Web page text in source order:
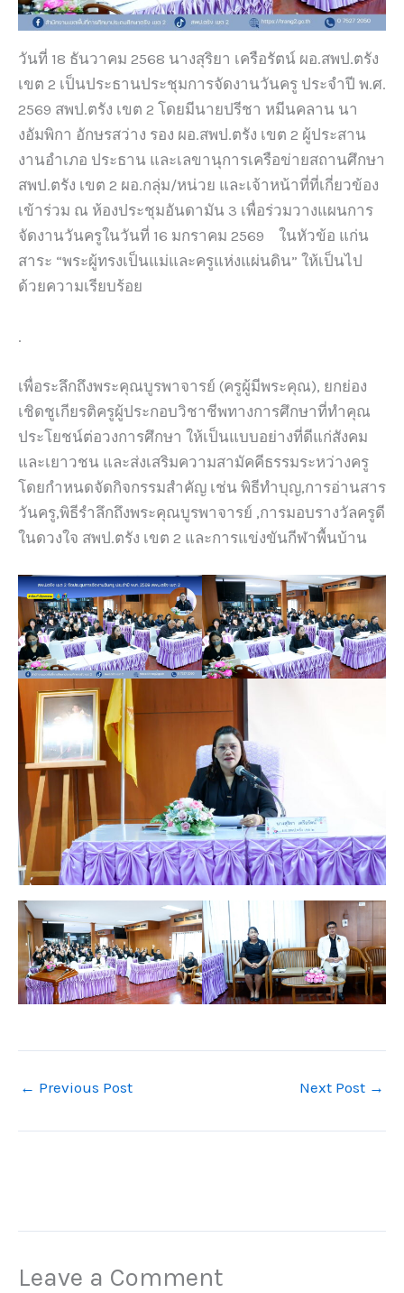
วันที่ 18 ธันวาคม 2568 นางสุริยา เครือรัตน์ ผอ.สพป.ตรัง
เขต 2 เป็นประธานประชุมการจัดงานวันครู ประจำปี พ.ศ.
2569 สพป.ตรัง เขต 2 โดยมีนายปรีชา หมีนคลาน นา
งอัมพิกา อักษรสว่าง รอง ผอ.สพป.ตรัง เขต 2 ผู้ประสาน
งานอำเภอ ประธาน และเลขานุการเครือข่ายสถานศึกษา
สพป.ตรัง เขต 2 ผอ.กลุ่ม/หน่วย และเจ้าหน้าที่ที่เกี่ยวข้อง
เข้าร่วม ณ ห้องประชุมอันดามัน 3 เพื่อร่วมวางแผนการ
จัดงานวันครูในวันที่ 16 มกราคม 2569 ในหัวข้อ แก่น
สาระ “พระผู้ทรงเป็นแม่และครูแห่งแผ่นดิน” ให้เป็นไป
ด้วยความเรียบร้อย
.
เพื่อระลึกถึงพระคุณบูรพาจารย์ (ครูผู้มีพระคุณ), ยกย่อง
เชิดชูเกียรติครูผู้ประกอบวิชาชีพทางการศึกษาที่ทำคุณ
ประโยชน์ต่อวงการศึกษา ให้เป็นแบบอย่างที่ดีแก่สังคม
และเยาวชน และส่งเสริมความสามัคคีธรรมระหว่างครู
โดยกำหนดจัดกิจกรรมสำคัญ เช่น พิธีทำบุญ,การอ่านสาร
วันครู,พิธีรำลึกถึงพระคุณบูรพาจารย์ ,การมอบรางวัลครูดี
ในดวงใจ สพป.ตรัง เขต 2 และการแข่งขันกีฬาพื้นบ้าน
← Previous Post Next Post →
Leave a Comment